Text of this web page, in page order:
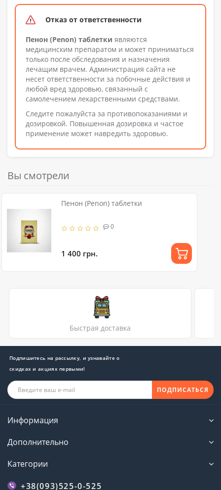
Отказ от ответственности
Пенон (Penon) таблетки являются
медицинским препаратом и может приниматься
только после обследования и назначения
лечащим врачем. Администрация сайта не
несет ответственности за побочные действия и
любой вред здоровью, связанный с
самолечением лекарственными средствами.
Следите пожалуйста за противопоказаниями и
дозировкой. Повышенная дозировка и частое
применение может навредить здоровью.
Вы смотрели
Пенон (Penon) таблетки
0
1 400 грн.
Быстрая доставка
Подпишитесь на рассылку, и узнавайте о
скидках и акциях первыми!
ПОДПИСАТЬСЯ
Информация
Дополнительно
Категории
+38(093)525-0-525